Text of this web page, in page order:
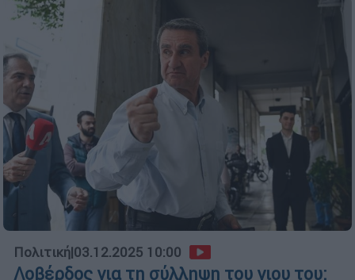
Πολιτική|03.12.2025 10:00
Λοβέρδος για τη σύλληψη του γιου του: